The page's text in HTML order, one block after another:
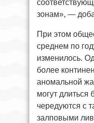
зонам», —
При этом
среднем по
изменилось.
более
аномальной
могут длиться
чередуются с
залповыми